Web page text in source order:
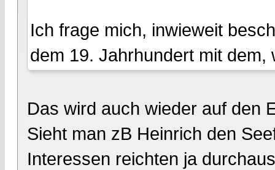
Ich frage mich, inwieweit
dem 19. Jahrhundert mit
Das wird auch wieder auf den
Sieht man zB Heinrich den
Interessen reichten ja